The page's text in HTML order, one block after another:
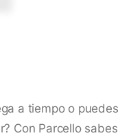
a tiempo o puedes
Con Parcello sabes